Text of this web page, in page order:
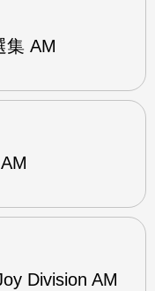
集 AM
Division AM